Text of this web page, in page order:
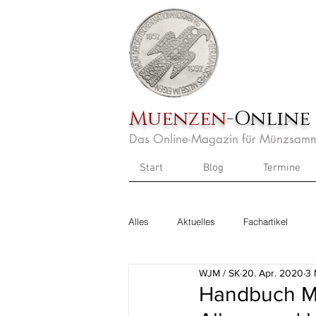
Muenzen-Online
Das Online-Magazin für
Start Blog Termine
Alles Aktuelles Fachartikel
Handbuch
WJM / SK 20. Apr. 2020 3